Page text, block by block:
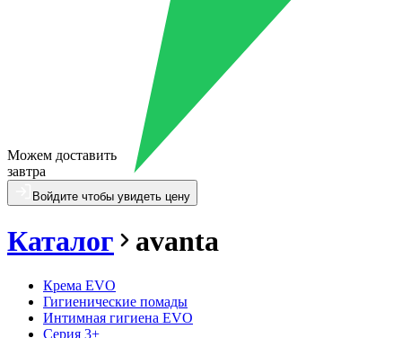
Можем доставить
завтра
Войдите чтобы увидеть цену
Каталог avanta
Крема EVO
Гигиенические помады
Интимная гигиена EVO
Серия 3+